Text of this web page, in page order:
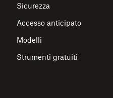
Sicurezza
Accesso anticipato
Modelli
Strumenti gratuiti